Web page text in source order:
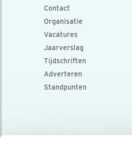
Contact
Organisatie
Vacatures
Jaarverslag
Tijdschriften
Adverteren
Standpunten